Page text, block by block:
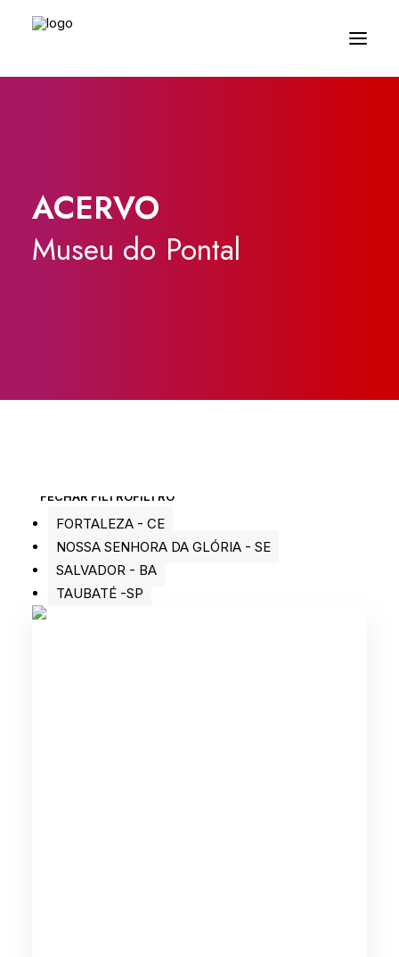
ACERVO
Museu do Pontal
FECHAR FILTROFILTRO
FORTALEZA - CE
NOSSA SENHORA DA GLÓRIA - SE
SALVADOR - BA
TAUBATÉ -SP